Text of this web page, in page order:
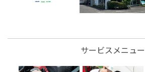
サービスメニュー